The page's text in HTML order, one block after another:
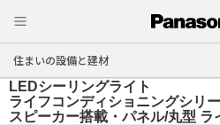
住まいの設備と建材
LEDシーリングライト
ライフコンディショニングシリ
スピーカー搭載・パネル/丸型 ラ